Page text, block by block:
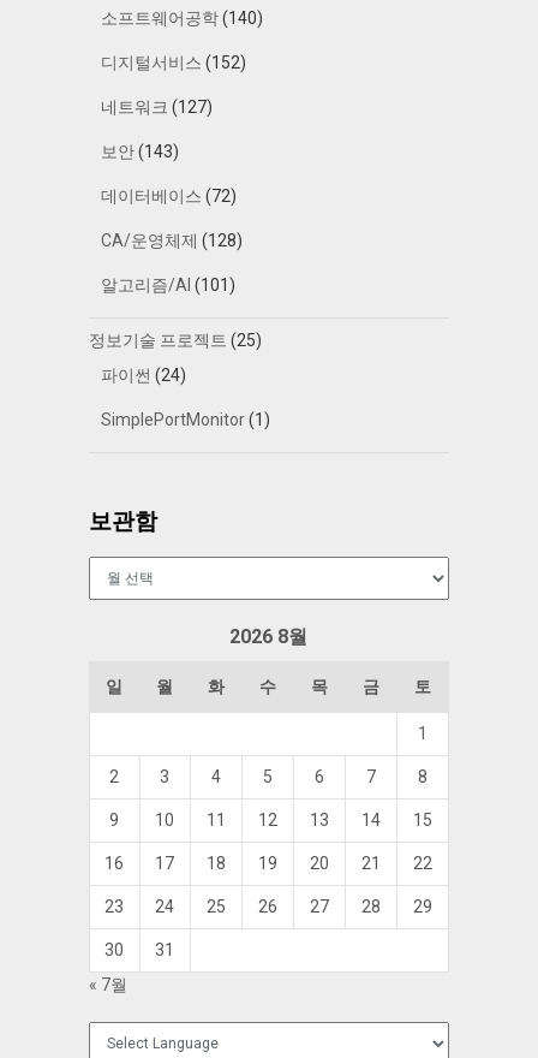
소프트웨어공학(140)
디지털서비스 (152)
네트워크 (127)
보안(143)
데이터베이스 (72)
CA/운영체제 (128)
알고리즘/AI (101)
정보기술 프로젝트 (25)
파이썬 (24)
SimplePortMonitor(1)
보관함
2026 8월
일 월 화 수 목 금 토
1
2 3 4 5 6 7 8
9 10 11 12 13 14 15
16 17 18 19 20 21 22
23 24 25 26 27 28 29
30
31
« 7월